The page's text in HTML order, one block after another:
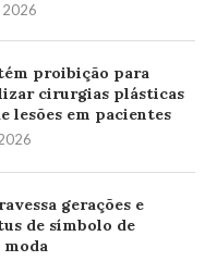
2026
proibição para
cirurgias plásticas
lesões em pacientes
gerações e
de símbolo de
moda